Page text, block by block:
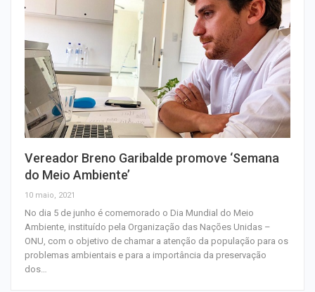
Vereador Breno Garibalde promove ‘Semana
do Meio Ambiente’
10 maio, 2021
No dia 5 de junho é comemorado o Dia Mundial do Meio
Ambiente, instituído pela Organização das Nações Unidas –
ONU, com o objetivo de chamar a atenção da população para os
problemas ambientais e para a importância da preservação
dos…